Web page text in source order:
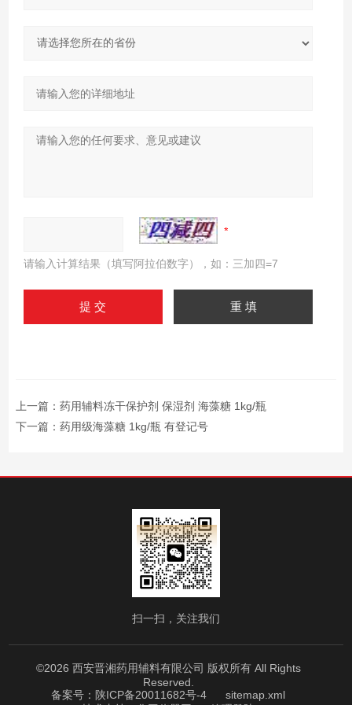
请输入计算结果（填写阿拉伯数字），如：三加四=7
上一篇： 药用辅料冻干保护剂 保湿剂 海藻糖 1kg/瓶
下一篇： 药用级海藻糖 1kg/瓶 有登记号
扫一扫，关注我们
©2026 西安晋湘药用辅料有限公司 版权所有 All Rights
Reserved.
备案号：陕ICP备20011682号-4
sitemap.xml